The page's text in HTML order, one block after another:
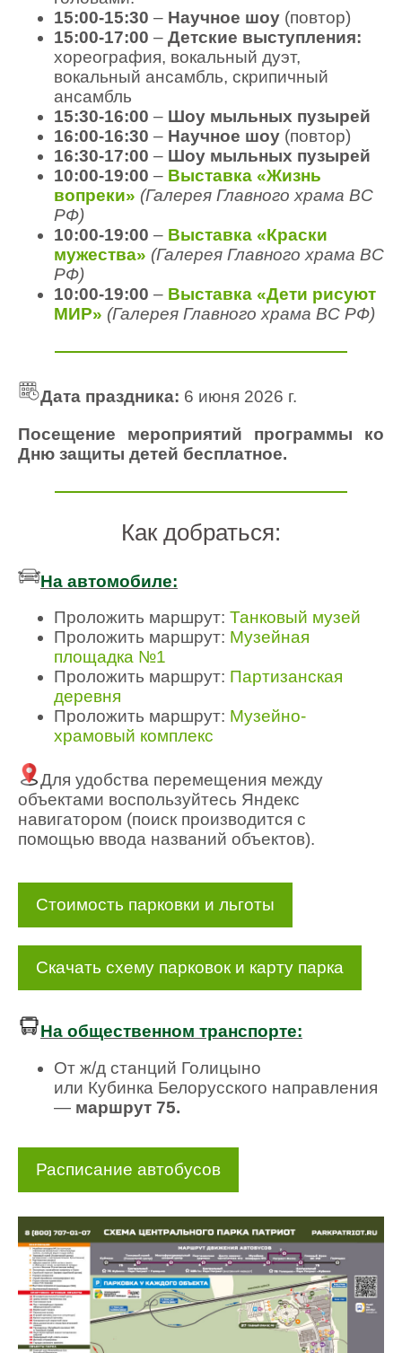
15:00-15:30 – Научное шоу (повтор)
15:00-17:00 – Детские выступления:
хореография, вокальный дуэт,
вокальный ансамбль, скрипичный
ансамбль
15:30-16:00 – Шоу мыльных пузырей
16:00-16:30 – Научное шоу (повтор)
16:30-17:00 – Шоу мыльных пузырей
10:00-19:00 – Выставка «Жизнь
вопреки» (Галерея Главного храма ВС
РФ)
10:00-19:00 – Выставка «Краски
мужества» (Галерея Главного храма ВС
РФ)
10:00-19:00 – Выставка «Дети рисуют
МИР» (Галерея Главного храма ВС РФ)
Дата праздника: 6 июня 2026 г.
Посещение мероприятий программы ко
Дню защиты детей бесплатное.
Как добраться:
На автомобиле:
Проложить маршрут: Танковый музей
Проложить маршрут: Музейная
площадка №1
Проложить маршрут: Партизанская
деревня
Проложить маршрут: Музейно-
храмовый комплекс
Для удобства перемещения между
объектами воспользуйтесь Яндекс
навигатором (поиск производится с
помощью ввода названий объектов).
Стоимость парковки и льготы
Скачать схему парковок и карту парка
На общественном транспорте:
От ж/д станций Голицыно
или Кубинка Белорусского направления
— маршрут 75.
Расписание автобусов